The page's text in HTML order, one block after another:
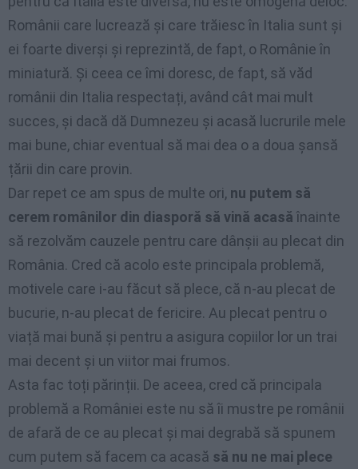
Românii care lucrează și care trăiesc în Italia sunt și
ei foarte diverși și reprezintă, de fapt, o Românie în
miniatură. Și ceea ce îmi doresc, de fapt, să văd
românii din Italia respectați, având cât mai mult
succes, și dacă dă Dumnezeu și acasă lucrurile mele
mai bune, chiar eventual să mai dea o a doua șansă
țării din care provin.
Dar repet ce am spus de multe ori, nu putem să
cerem românilor din diasporă să vină acasă înainte
să rezolvăm cauzele pentru care dânșii au plecat din
România. Cred că acolo este principala problemă,
motivele care i-au făcut să plece, că n-au plecat de
bucurie, n-au plecat de fericire. Au plecat pentru o
viață mai bună și pentru a asigura copiilor lor un trai
mai decent și un viitor mai frumos.
Asta fac toți părinții. De aceea, cred că principala
problemă a României este nu să îi mustre pe românii
de afară de ce au plecat și mai degrabă să spunem
cum putem să facem ca acasă să nu ne mai plece